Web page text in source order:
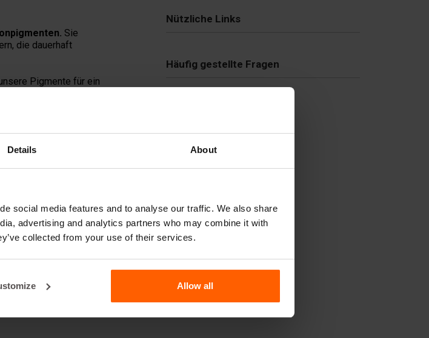
Details About
social media features and to analyse our traffic. We also share
advertising and analytics partners who may combine it with
collected from your use of their services.
Allow all
Sie
die dauerhaft
Pigmente für ein
Mischungen, um
langlebige Farbe.
zu erzielen.
abweichen.
Nützliche Links
Häufig gestellte Fragen